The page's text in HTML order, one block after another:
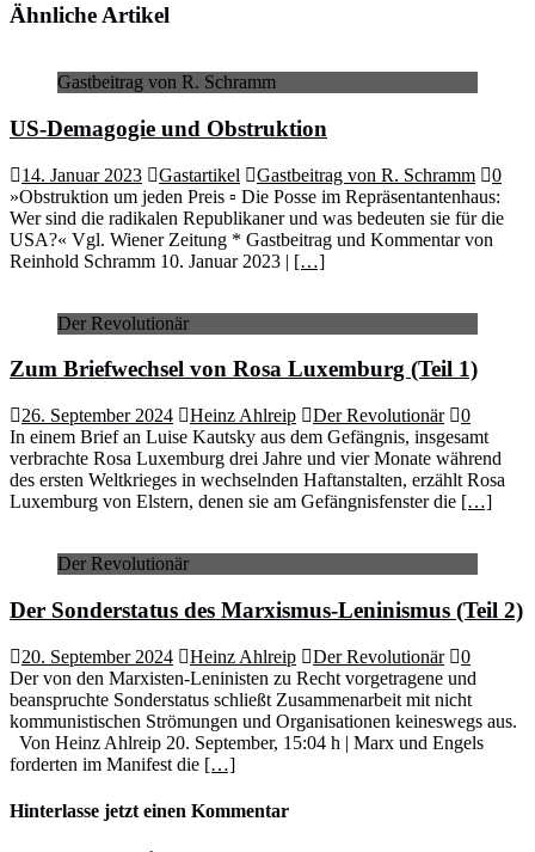
Ähnliche Artikel
Gastbeitrag von R. Schramm
US-Demagogie und Obstruktion
14. Januar 2023 Gastartikel Gastbeitrag von R. Schramm
0
»Obstruktion um jeden Preis ▫ Die Posse im Repräsentantenhaus:
Wer sind die radikalen Republikaner und was bedeuten sie für die
USA?« Vgl. Wiener Zeitung * Gastbeitrag und Kommentar von
Reinhold Schramm 10. Januar 2023 | […]
Der Revolutionär
Zum Briefwechsel von Rosa Luxemburg (Teil 1)
26. September 2024 Heinz Ahlreip Der Revolutionär
0
In einem Brief an Luise Kautsky aus dem Gefängnis, insgesamt
verbrachte Rosa Luxemburg drei Jahre und vier Monate während
des ersten Weltkrieges in wechselnden Haftanstalten, erzählt Rosa
Luxemburg von Elstern, denen sie am Gefängnisfenster die […]
Der Revolutionär
Der Sonderstatus des Marxismus-Leninismus (Teil 2)
20. September 2024 Heinz Ahlreip Der Revolutionär
0
Der von den Marxisten-Leninisten zu Recht vorgetragene und
beanspruchte Sonderstatus schließt Zusammenarbeit mit nicht
kommunistischen Strömungen und Organisationen keineswegs aus.
Von Heinz Ahlreip 20. September, 15:04 h | Marx und Engels
forderten im Manifest die […]
Hinterlasse jetzt einen Kommentar